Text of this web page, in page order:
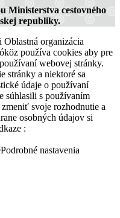
Ministerstva cestovného
republiky.
organizácia
používa cookies aby pre
webovej stránky.
stránky a niektoré sa
údaje o používaní
súhlasili s používaním
svoje rozhodnutie a
osobných údajov si
:
Podrobné nastavenia